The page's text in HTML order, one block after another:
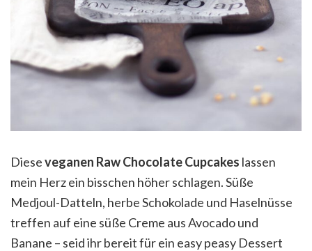
Dieseveganen Raw Chocolate Cupcakes lassen
mein Herz ein bisschen höher schlagen. Süße
Medjoul-Datteln, herbe Schokolade und Haselnüsse
treffen auf eine süße Creme aus Avocado und
Banane – seid ihr bereit für ein easy peasy Dessert